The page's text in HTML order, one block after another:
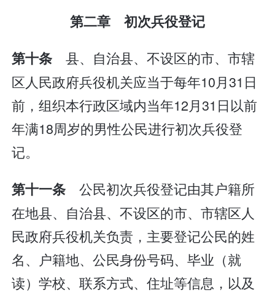
第二章 初次兵役登记
第十条县、自治县、不设区的市、市辖
区人民政府兵役机关应当于每年10月31日
前，组织本行政区域内当年12月31日以前
年满18周岁的男性公民进行初次兵役登
记。
第十一条公民初次兵役登记由其户籍所
在地县、自治县、不设区的市、市辖区人
民政府兵役机关负责，主要登记公民的姓
名、户籍地、公民身份号码、毕业（就
读）学校、联系方式、住址等信息，以及